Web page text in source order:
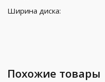
Ширина диска:
Похожие товары